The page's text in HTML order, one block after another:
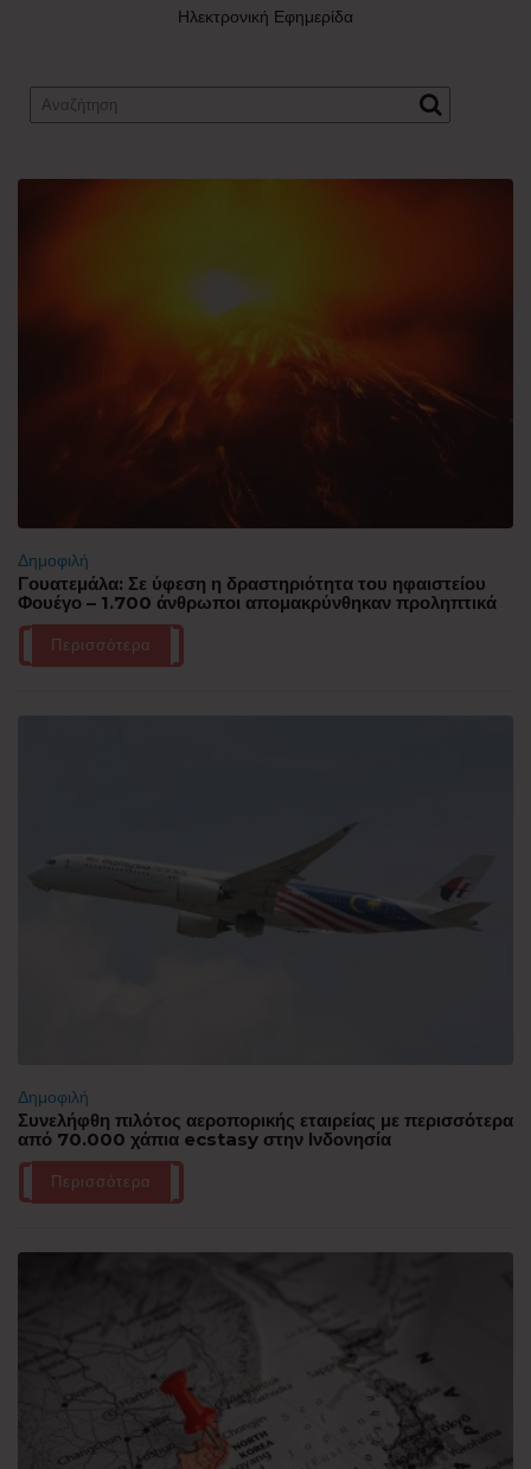
Ηλεκτρονική Εφημερίδα
Δημοφιλή
Γουατεμάλα: Σε ύφεση η δραστηριότητα του ηφαιστείου
Φουέγο – 1.700 άνθρωποι απομακρύνθηκαν προληπτικά
Περισσότερα
Δημοφιλή
Συνελήφθη πιλότος αεροπορικής εταιρείας με περισσότερα
από 70.000 χάπια ecstasy στην Ινδονησία
Περισσότερα